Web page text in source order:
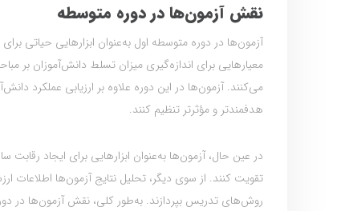
نقش آزمون‌ها در دوره متوسطه
آزمون‌ها در دوره متوسطه اول به‌عنوان ابزارهایی حیاتی
معیارهایی برای اندازه‌گیری میزان تسلط دانش‌آموزان بر
می‌کنند. آزمون‌ها در این دوره علاوه بر ارزیابی عملکرد
هدفمندتر و مؤثرتر تنظیم کنند.
در عین حال، آزمون‌ها به‌عنوان ابزارهایی برای ایجاد رقابت
تقویت کنند. از سوی دیگر، تحلیل نتایج آزمون‌ها اطلاعات
روش‌های تدریس بپردازند. به‌طور کلی، نقش آزمون‌ها در